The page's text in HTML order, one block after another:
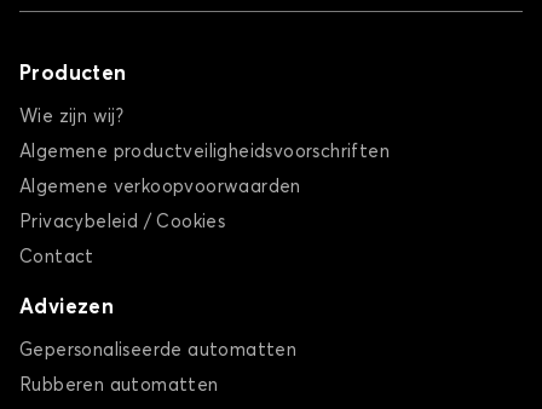
Producten
Wie zijn wij?
Algemene productveiligheidsvoorschriften
Algemene verkoopvoorwaarden
Privacybeleid / Cookies
Contact
Adviezen
Gepersonaliseerde automatten
Rubberen automatten